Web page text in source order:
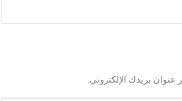
عنوان بريدك الإلكتروني.